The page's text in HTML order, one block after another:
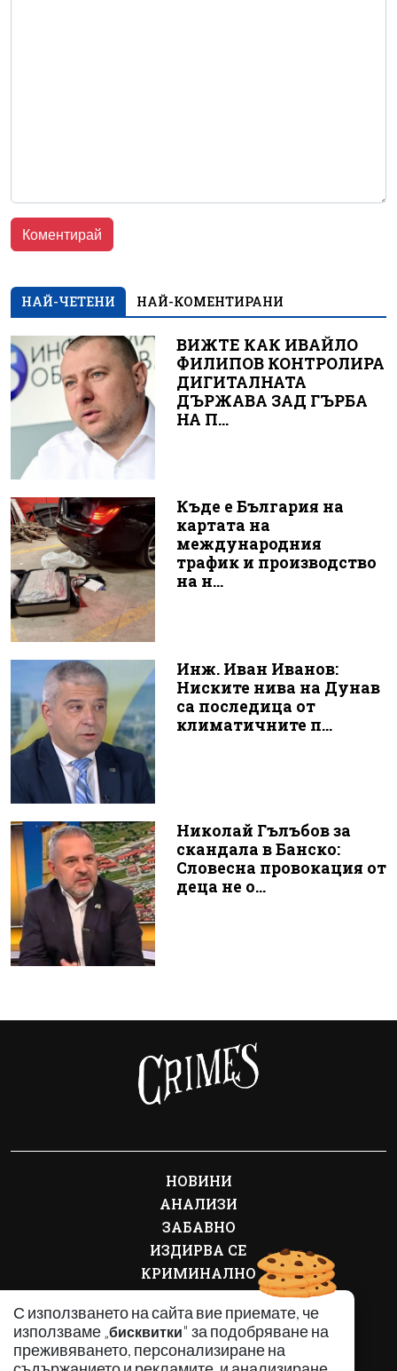
НАЙ-ЧЕТЕНИ НАЙ-КОМЕНТИРАНИ
ВИЖТЕ КАК ИВАЙЛО
ФИЛИПОВ КОНТРОЛИРА
ДИГИТАЛНАТА
ДЪРЖАВА ЗАД ГЪРБА
НА П...
Къде е България на
картата на
международния
трафик и производство
на н...
Инж. Иван Иванов:
Ниските нива на Дунав
са последица от
климатичните п...
Николай Гълъбов за
скандала в Банско:
Словесна провокация от
деца не о...
С използването на сайта вие приемате, че
използваме „бисквитки" за подобряване на
преживяването, персонализиране на
НОВИНИ
АНАЛИЗИ
ЗАБАВНО
ИЗДИРВА СЕ
КРИМИНАЛНО
ЛИЧНОСТИ
ОБЩЕСТВЕНИ ТЕМИ
ПО СВЕТА
РЕГИОНАЛНИ